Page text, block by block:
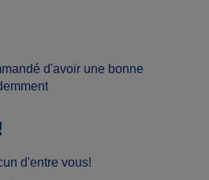
d'avoir une bonne
d'entre vous!